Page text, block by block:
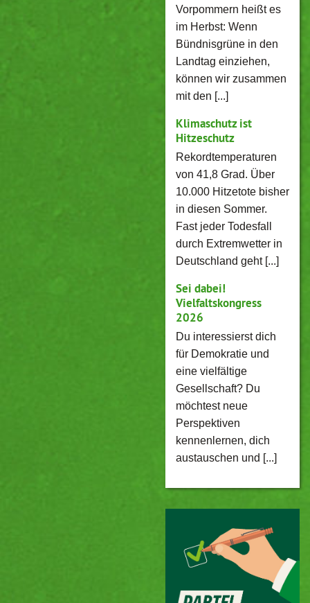
Vorpommern heißt es
im Herbst: Wenn
Bündnisgrüne in den
Landtag einziehen,
können wir zusammen
mit den [...]
Klimaschutz ist
Hitzeschutz
Rekordtemperaturen
von 41,8 Grad. Über
10.000 Hitzetote bisher
in diesen Sommer.
Fast jeder Todesfall
durch Extremwetter in
Deutschland geht [...]
Sei dabei!
Vielfaltskongress
2026
Du interessierst dich
für Demokratie und
eine vielfältige
Gesellschaft? Du
möchtest neue
Perspektiven
kennenlernen, dich
austauschen und [...]